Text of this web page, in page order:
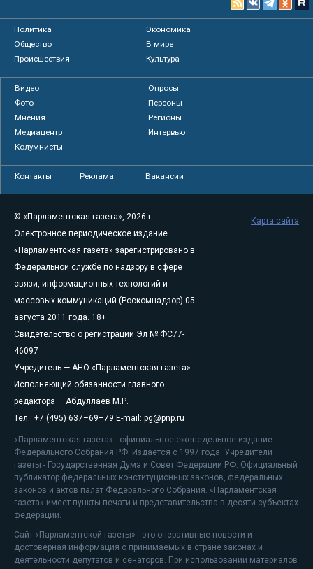
Политика
Экономика
Общество
В мире
Происшествия
Культура
Видео
Опросы
Фото
Персоны
Мнения
Регионы
Медиацентр
Интервью
Колумнисты
Контакты Реклама Вакансии
© «Парламентская газета», 2026 г.
Электронное периодическое издание
«Парламентская газета» зарегистрировано в
Федеральной службе по надзору в сфере
связи, информационных технологий и
массовых коммуникаций (Роскомнадзор) 05
августа 2011 года. 18+
Свидетельство о регистрации Эл № ФС77-
46097
Учредитель — АНО «Парламентская газета»
Исполняющий обязанности главного
редактора — Абдуллаев М.Р.
Тел.: +7 (495) 637–69–79 E-mail: pg@pnp.ru
«Парламентская газета» - официальное еженедельное издание
Федерального Собрания РФ. Издается с 1997 года. Учредители
газеты - Государственная Дума и Совет Федерации РФ. Официальный
публикатор федеральных конституционных законов, федеральных
законов и актов палат Федерального Собрания. «Парламентская
газета» имеет пункты печати и представительства в десяти субъектах
федерации.
Сайт «Парламентской газеты» - это оперативные новости и
достоверная информация о принимаемых в стране законах и
деятельности депутатов и сенаторов. При использовании материалов
Карта сайта